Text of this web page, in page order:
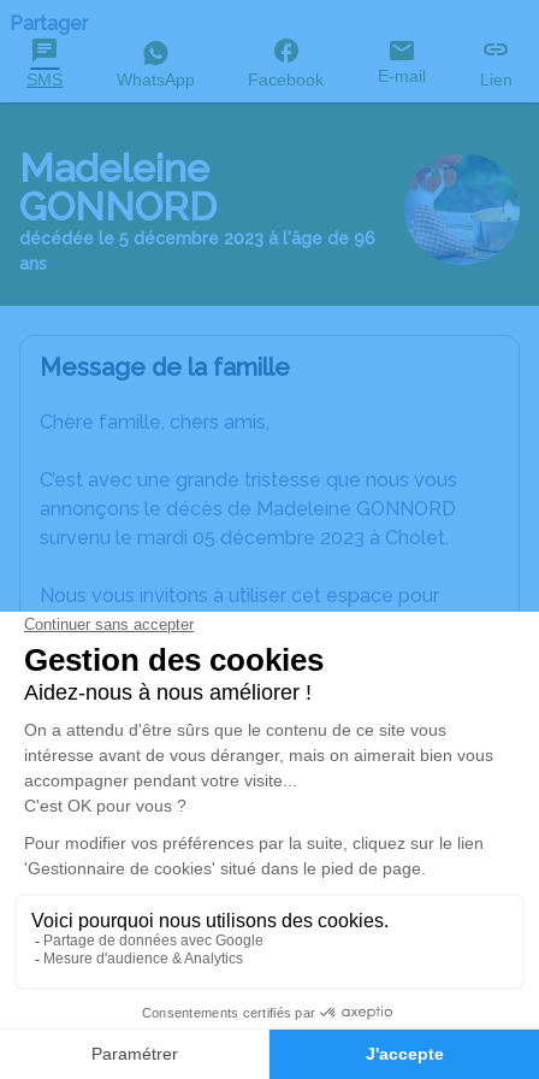
Faire-part Hommages
Partager
SMS WhatsApp Facebook E-mail Lien
Madeleine
GONNORD
décédée le 5 décembre 2023 à l'âge de 96
ans
Message de la famille
Chère famille, chers amis,
C’est avec une grande tristesse que nous vous
annonçons le décès de Madeleine GONNORD
survenu le mardi 05 décembre 2023 à Cholet.
Nous vous invitons à utiliser cet espace pour
laisser vos condoléances, partager des photos
souvenirs, une anecdote ou exprimer vos pensées
à travers des poèmes ou des textes. Cet endroit
mémoire de Madeleine GONNORD.
Un service de plantation d’arbre hommage est
disponible ici.
Je rends hommage
Cérémonie religieuse
Église de Cerizay
16 Place Saint-Pierre